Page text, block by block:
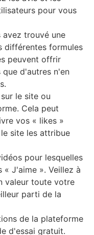
pour vous
avez trouvé une
différentes formules
peuvent offrir
d'autres n'en
le site ou
Cela peut
vos « likes »
site les attribue
pour lesquelles
J'aime ». Veillez à
valeur toute votre
parti de la
de la plateforme
d'essai gratuit.